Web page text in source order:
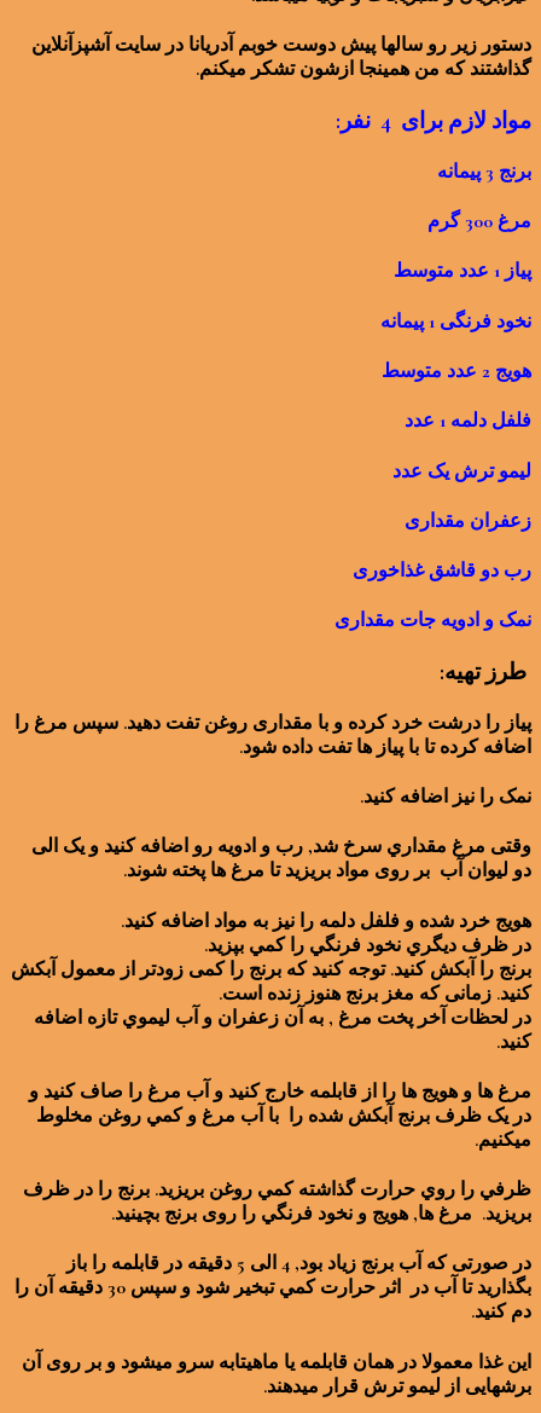
دستور زیر رو سالها پیش دوست خوبم آدریانا در سایت آشپزآنلاین
گذاشتند که من همینجا ازشون تشکر میکنم.
مواد لازم برای 4 نفر:
برنج 3 پیمانه
مرغ 300 گرم
پیاز 1 عدد متوسط
نخود فرنگی 1 پیمانه
هویج 2 عدد متوسط
فلفل دلمه 1 عدد
لیمو ترش یک عدد
زعفران مقداری
رب دو قاشق غذاخوری
نمک و ادویه جات مقداری
طرز تهیه:
پیاز را درشت خرد کرده و با مقداری روغن تفت دهید. سپس مرغ را
اضافه کرده تا با پياز ها تفت داده شود.
نمک را نیز اضافه کنید.
وقتی مرغ مقداري سرخ شد, رب و ادويه رو اضافه کنید و يک الی
دو ليوان آب بر روی مواد بریزید تا مرغ ها پخته شوند.
هويج خرد شده و فلفل دلمه را نیز به مواد اضافه کنید.
در ظرف ديگري نخود فرنگي را کمي بپزید.
برنج را آبکش کنید. توجه کنید که برنج را کمی زودتر از معمول آبکش
کنید. زمانی که مغز برنج هنوز زنده است.
در لحظات آخر پخت مرغ , به آن زعفران و آب ليموي تازه اضافه
کنید.
مرغ ها و هويج ها را از قابلمه خارج کنید و آب مرغ را صاف کنید و
در يک ظرف برنج آبکش شده را با آب مرغ و کمي روغن مخلوط
ميکنيم.
ظرفي را روي حرارت گذاشته کمي روغن بریزید. برنج را در ظرف
بریزید. مرغ ها, هويج و نخود فرنگي را روی برنج بچینید.
در صورتی که آب برنج زیاد بود, 4 الی 5 دقيقه در قابلمه را باز
بگذارید تا آب در اثر حرارت کمي تبخير شود و سپس 30 دقيقه آن را
دم کنید.
اين غذا معمولا در همان قابلمه يا ماهيتابه سرو ميشود و بر روی آن
برشهایی از لیمو ترش قرار میدهند.